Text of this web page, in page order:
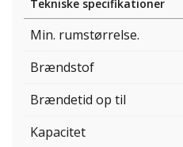
Tekniske specifikationer
Min. rumstørrelse.
Brændstof
Brændetid op til
Kapacitet